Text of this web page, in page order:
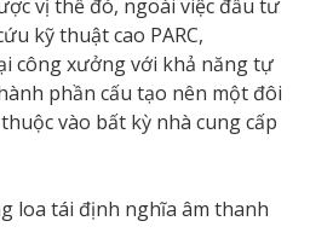
vị thế đó, ngoài việc đầu tư
kỹ thuật cao PARC,
công xưởng với khả năng tự
phần cấu tạo nên một đôi
vào bất kỳ nhà cung cấp